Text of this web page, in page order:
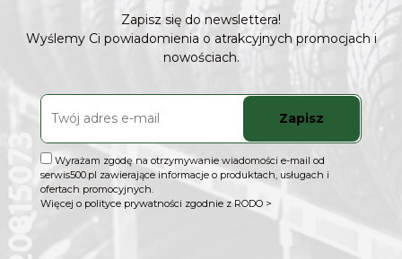
Zapisz się do newslettera!
Wyślemy Ci powiadomienia o atrakcyjnych promocjach i
nowościach.
Zapisz
Wyrażam zgodę na otrzymywanie wiadomości e-mail od
serwis500.pl zawierające informacje o produktach, usługach i
ofertach promocyjnych.
Więcej o polityce prywatności zgodnie z RODO >